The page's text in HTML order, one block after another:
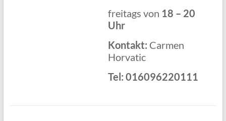
freitags von 18 – 20
Uhr
Kontakt: Carmen
Horvatic
Tel: 016096220111